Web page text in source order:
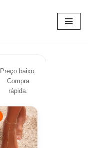
Preço baixo.
Compra
rápida.